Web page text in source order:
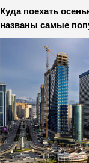
Куда поехать
названы самые